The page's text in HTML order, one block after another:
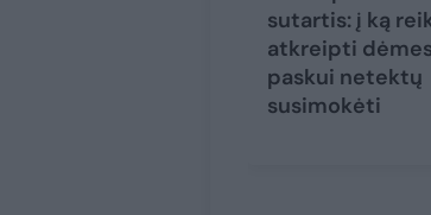
sutartis: į ką
atkreipti
paskui netektų
susimokėti